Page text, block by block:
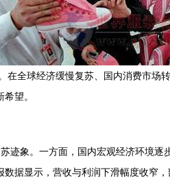
全球经济缓慢复苏、国内消费市
望。
迹象。一方面，国内宏观经济环境
据显示，营收与利润下滑幅度收窄